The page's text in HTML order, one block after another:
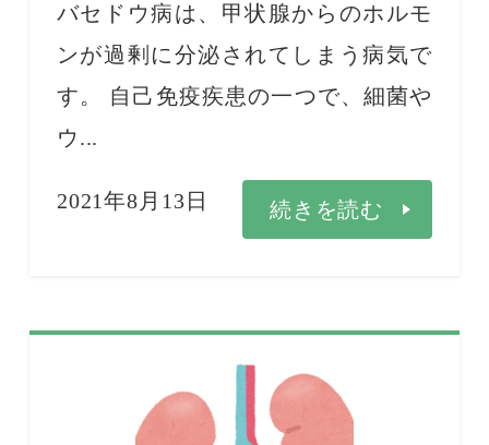
バセドウ病は、甲状腺からのホルモ
ンが過剰に分泌されてしまう病気で
す。 自己免疫疾患の一つで、細菌や
ウ...
続きを読む
2021年8月13日